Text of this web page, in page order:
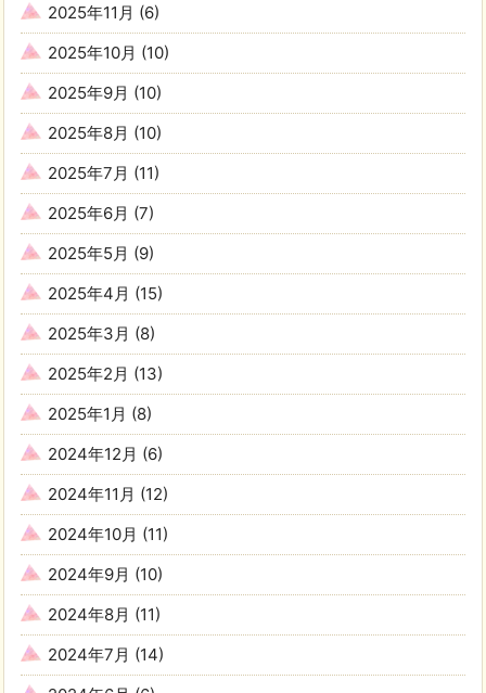
2025年11月 (6)
2025年10月 (10)
2025年9月 (10)
2025年8月 (10)
2025年7月 (11)
2025年6月 (7)
2025年5月 (9)
2025年4月 (15)
2025年3月 (8)
2025年2月 (13)
2025年1月 (8)
2024年12月 (6)
2024年11月 (12)
2024年10月 (11)
2024年9月 (10)
2024年8月 (11)
2024年7月 (14)